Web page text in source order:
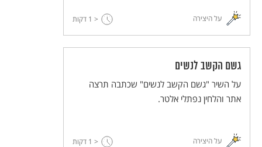
על היצירה < 1 דקות
גשם הקשב לנשים
על השיר "גשם הקשב לנשים" שכתבה תרצה
אתר והלחין נפתלי אלטר.
על היצירה < 1 דקות